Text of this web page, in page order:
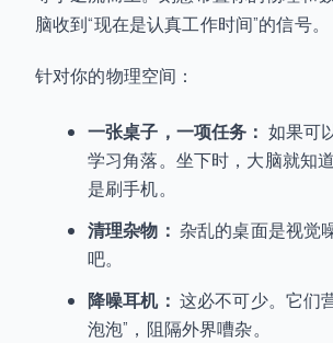
脑收到“现在是认真工作时间”的信号。
针对你的物理空间：
一张桌子，一项任务： 如果可
学习角落。坐下时，大脑就知
是刷手机。
清理杂物： 杂乱的桌面是视觉
吧。
降噪耳机： 这必不可少。它们
泡泡”，阻隔外界嘈杂。